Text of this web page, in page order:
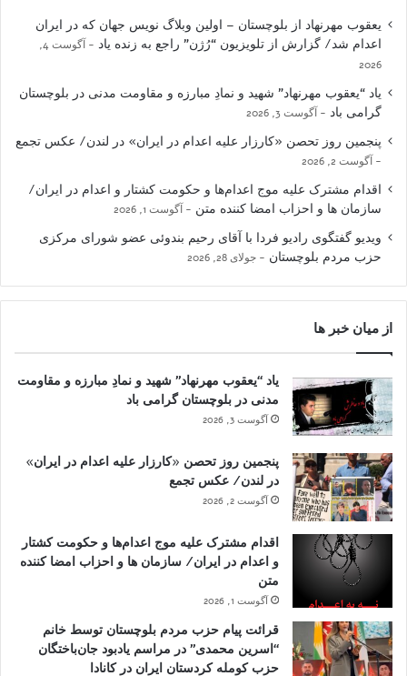
یعقوب مهرنهاد از بلوچستان – اولین وبلاگ نویس جهان که در ایران
اعدام شد/ گزارش از تلویزیون “رُژن” راجع به زنده یاد
آگوست 4,
2026
یاد “یعقوب مهرنهاد” شهید و نمادِ مبارزه و مقاومت مدنی در بلوچستان
گرامی باد
آگوست 3, 2026
پنجمین روز تحصن «کارزار علیه اعدام در ایران» در لندن/ عکس تجمع
آگوست 2, 2026
اقدام مشترک علیه موج اعدام‌ها و حکومت کشتار و اعدام در ایران/
سازمان ها و احزاب امضا کننده متن
آگوست 1, 2026
ویدیو گفتگوی رادیو فردا با آقای رحیم بندوئی عضو شورای مرکزی
حزب مردم بلوچستان
جولای 28, 2026
از میان خبر ها
یاد “یعقوب مهرنهاد” شهید و نمادِ مبارزه و مقاومت
مدنی در بلوچستان گرامی باد
آگوست 3, 2026
پنجمین روز تحصن «کارزار علیه اعدام در ایران»
در لندن/ عکس تجمع
آگوست 2, 2026
اقدام مشترک علیه موج اعدام‌ها و حکومت کشتار
و اعدام در ایران/ سازمان ها و احزاب امضا کننده
متن
آگوست 1, 2026
قرائت پیام حزب مردم بلوچستان توسط خانم
“اسرین محمدی” در مراسم یادبود جان‌باختگان
حزب کومله کردستان ایران در کانادا